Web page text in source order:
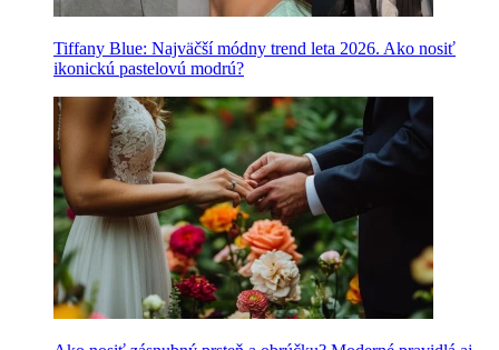
Tiffany Blue: Najväčší módny trend leta 2026. Ako nosiť
ikonickú pastelovú modrú?